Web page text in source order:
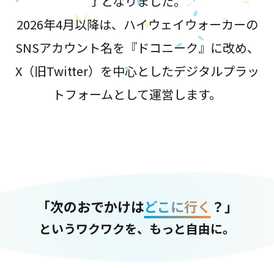
2026年4月以降は、ハイウェイウォーカーの
SNSアカウント名を『ドコニーク』に改め、
X（旧Twitter）を中心としたデジタルプラッ
トフォームとして運営します。
「次のおでかけはどこに行く ？」
というワクワクを、もっと自由に。